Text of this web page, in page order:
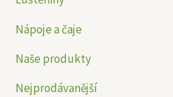
Nápoje a čaje
Naše produkty
Nejprodávanější